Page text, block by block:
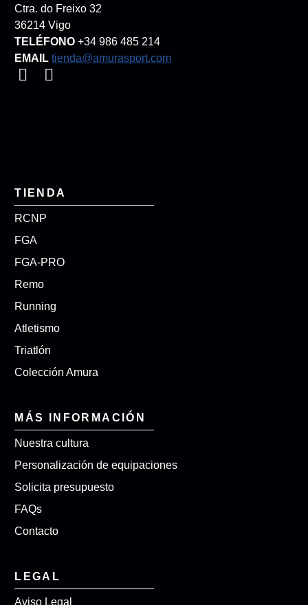
Ctra. do Freixo 32
36214 Vigo
TELÉFONO+34 986 485 214
EMAIL tienda@amurasport.com
TIENDA
RCNP
FGA
FGA-PRO
Remo
Running
Atletismo
Triatlón
Colección Amura
MÁS INFORMACIÓN
Nuestra cultura
Personalización de equipaciones
Solicita presupuesto
FAQs
Contacto
LEGAL
Aviso Legal